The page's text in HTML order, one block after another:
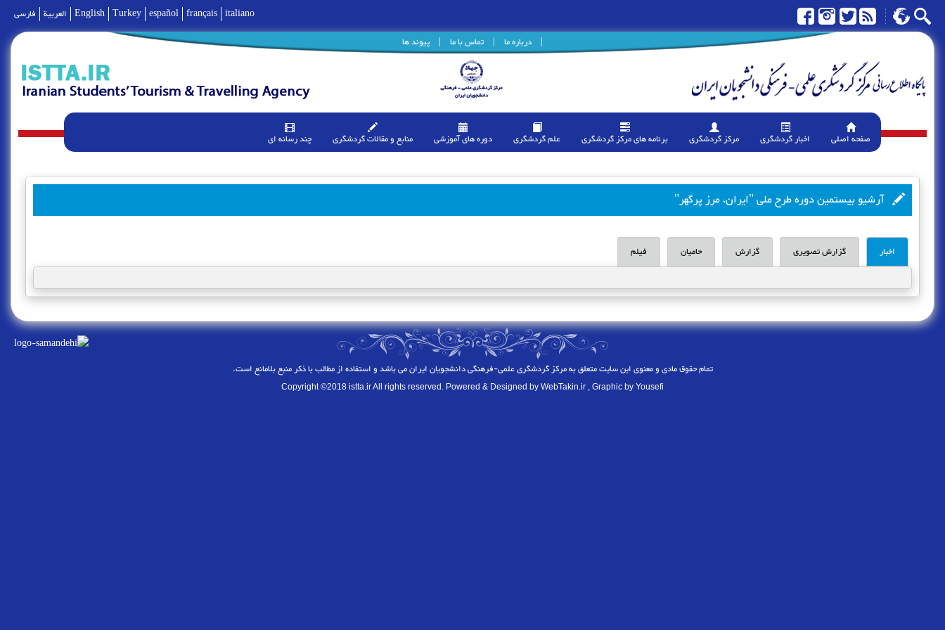
فارسی العربية English Turkey español français italiano
درباره ما
| تماس با ما | پیوند ها |
صفحه اصلی اخبار گردشگری مرکز گردشگری برنامه های مرکز گردشگری علم گردشگری دوره های آموزشی منابع و مقالات گردشگری چند رسانه ای
آرشیو بیستمین دوره طرح ملی "ایران، مرز پرگهر"
اخبار گزارش تصویری گزارش حامیان فیلم
تمام حقوق مادی و معنوی این سایت متعلق بهمرکز گردشگری علمی-فرهنگی دانشجویان ایرانمی باشد و استفاده از مطالب با ذکر منبع بلامانع است.
Copyright ©2018 istta.ir All rights reserved. Powered & Designed by WebTakin.ir , Graphic by Yousefi